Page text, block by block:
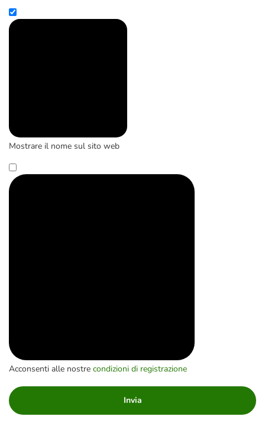
Mostrare il nome sul sito web
Acconsenti alle nostre condizioni di registrazione
Invia